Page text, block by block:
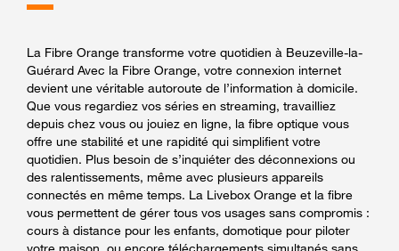
La Fibre Orange transforme votre quotidien à Beuzeville-la-
Guérard Avec la Fibre Orange, votre connexion internet
devient une véritable autoroute de l’information à domicile.
Que vous regardiez vos séries en streaming, travailliez
depuis chez vous ou jouiez en ligne, la fibre optique vous
offre une stabilité et une rapidité qui simplifient votre
quotidien. Plus besoin de s’inquiéter des déconnexions ou
des ralentissements, même avec plusieurs appareils
connectés en même temps. La Livebox Orange et la fibre
vous permettent de gérer tous vos usages sans compromis :
cours à distance pour les enfants, domotique pour piloter
votre maison, ou encore téléchargements simultanés sans